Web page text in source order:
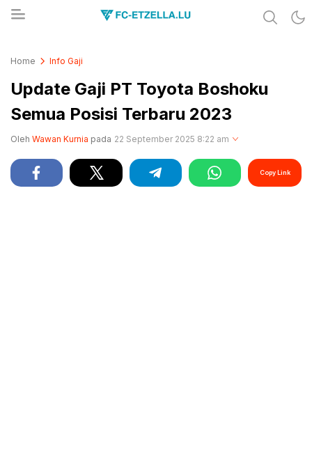
Home Info Gaji
Update Gaji PT Toyota Boshoku
Semua Posisi Terbaru 2023
Oleh Wawan Kurnia pada 22 September 2025 8:22 am
Copy Link